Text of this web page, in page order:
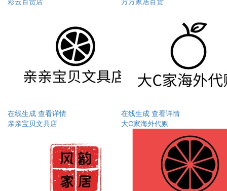
在线生成 查看详情
亲亲宝贝文具店
在线生成 查看详情
大C家海外代购